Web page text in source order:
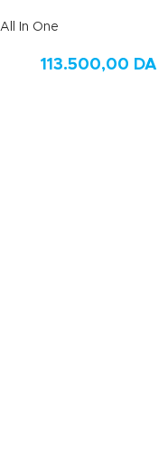
All In One
113.500,00 DA